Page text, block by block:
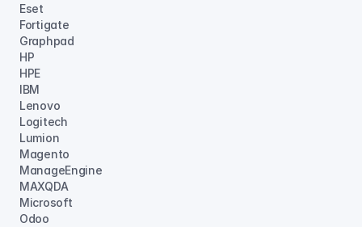
Eset
Fortigate
Graphpad
HP
HPE
IBM
Lenovo
Logitech
Lumion
Magento
ManageEngine
MAXQDA
Microsoft
Odoo